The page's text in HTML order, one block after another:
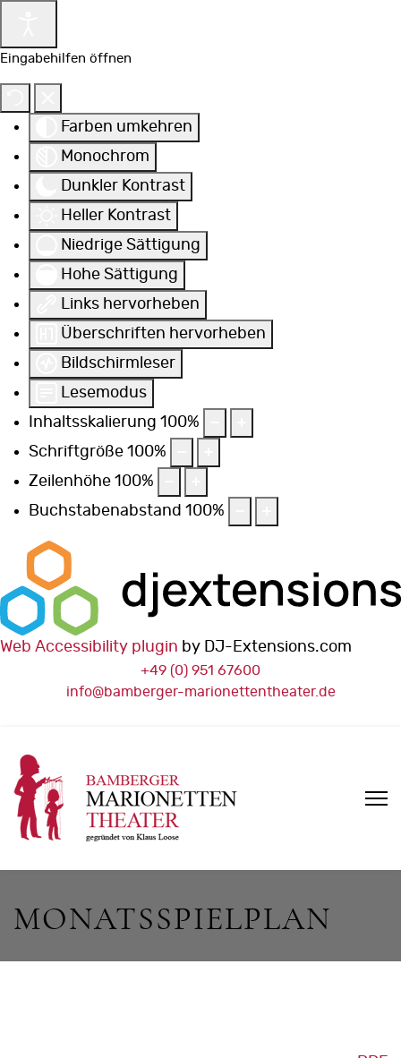
Eingabehilfen öffnen
Farben umkehren
Monochrom
Dunkler Kontrast
Heller Kontrast
Niedrige Sättigung
Hohe Sättigung
Links hervorheben
Überschriften hervorheben
Bildschirmleser
Lesemodus
Inhaltsskalierung 100%
Schriftgröße 100%
Zeilenhöhe 100%
Buchstabenabstand 100%
Web Accessibility plugin by DJ-Extensions.com
+49 (0) 951 67600
info@bamberger-marionettentheater.de
MONATSSPIELPLAN